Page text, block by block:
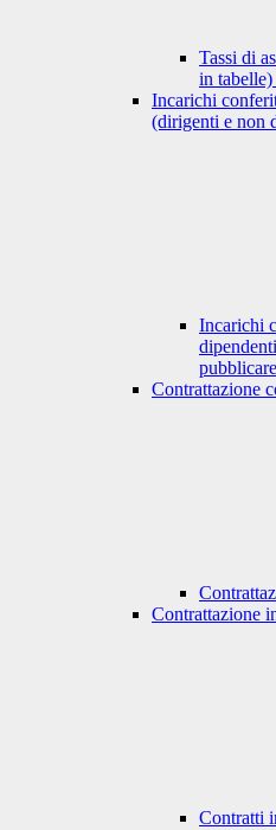
Tassi di
in tabelle)
Incarichi
(dirigenti e non
Incarichi
Contrattazione
Contrattazione
Contratti